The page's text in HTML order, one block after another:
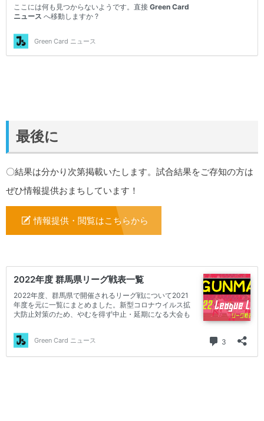
最後に
〇結果は分かり次第掲載いたします。試合結果をご存知の方は
ぜひ情報提供おまちしています！
情報提供・閲覧はこちらから